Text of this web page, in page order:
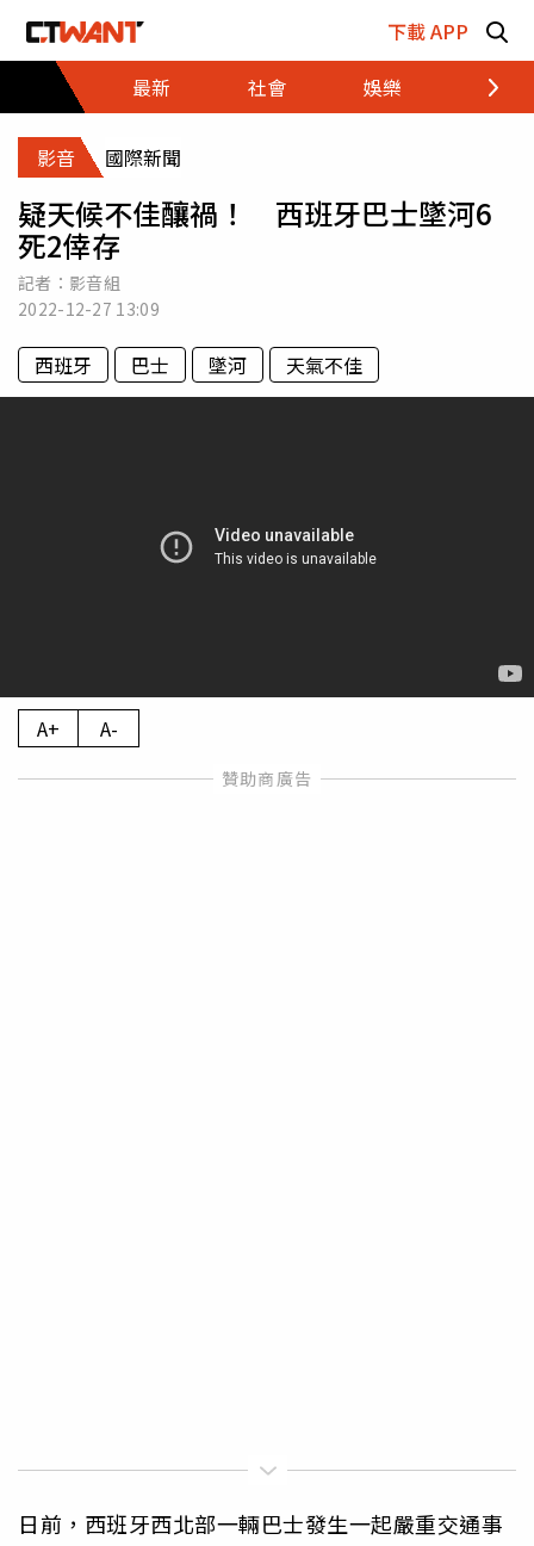
下載 APP
最新
社會 娛樂 財經
影音 國際新聞
疑天候不佳釀禍！ 西班牙巴士墜河6
死2倖存
記者：影音組
2022-12-27 13:09
西班牙 巴士 墜河 天氣不佳
A+ A-
日前，西班牙西北部一輛巴士發生一起嚴重交通事